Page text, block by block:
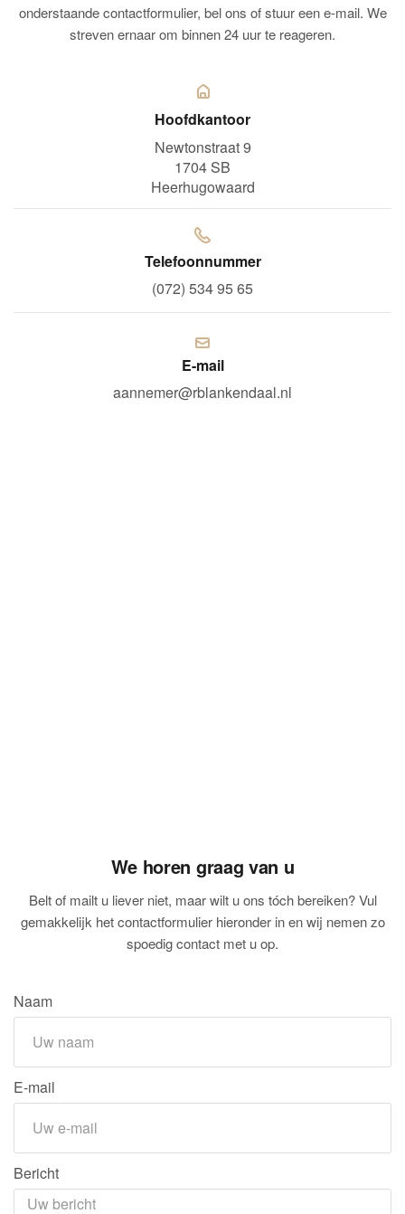
onderstaande contactformulier, bel ons of stuur een e-mail. We
streven ernaar om binnen 24 uur te reageren.
Hoofdkantoor
Newtonstraat 9
1704 SB
Heerhugowaard
Telefoonnummer
(072) 534 95 65
E-mail
aannemer@rblankendaal.nl
We horen graag van u
Belt of mailt u liever niet, maar wilt u ons tóch bereiken? Vul
gemakkelijk het contactformulier hieronder in en wij nemen zo
spoedig contact met u op.
Naam
E-mail
Bericht